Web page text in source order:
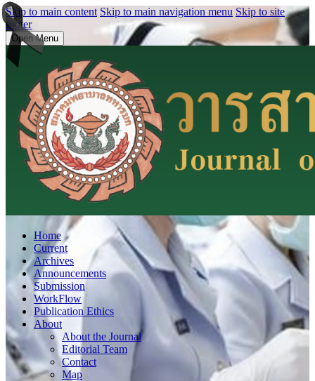
Skip to main content Skip to main navigation menu Skip to site
footer
Open Menu
Home
Current
Archives
Announcements
Submission
WorkFlow
Publication Ethics
About
About the Journal
Editorial Team
Contact
Map